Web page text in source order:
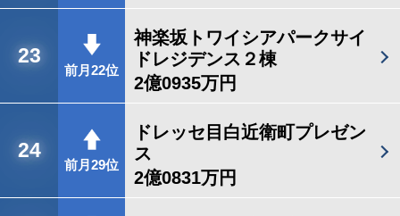
23
前月22位
神楽坂トワイシアパークサイ
ドレジデンス２棟
2億0935万円
24
前月29位
ドレッセ目白近衛町プレゼン
ス
2億0831万円